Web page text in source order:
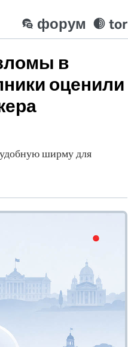
tor
форум
в
оценили
ширму для